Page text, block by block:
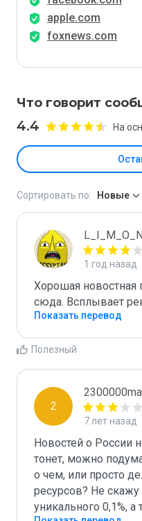
apple.com
foxnews.com
Что говорит
4.4 На
Сортировать по: Новые
1 год назад
Хорошая новостная
сюда. Всплывает
Показать перевод
Полезный
2
7 лет назад
Новостей о России
тонет, можно
о чем, или просто
ресурсов? Не скажу
уникального 0,1%, а